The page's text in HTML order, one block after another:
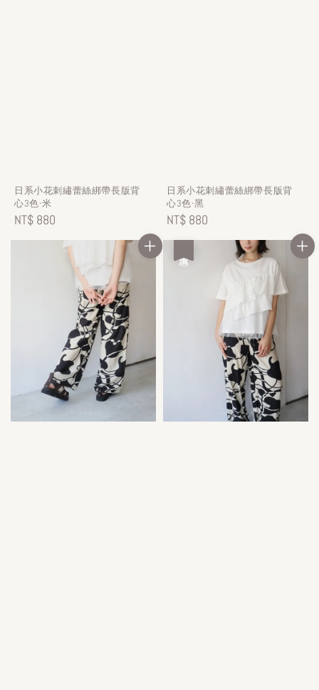
日系小花刺繡蕾絲綁帶長版背
心3色-米
Regular
price
NT$ 880
日系小花刺繡蕾絲綁帶長版背
心3色-黑
Regular
price
NT$ 880